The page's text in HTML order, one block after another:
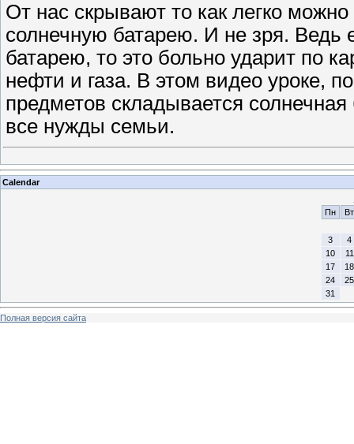
От нас скрывают то как легко
солнечную батарею. И не зря. Ведь
батарею, то это больно ударит по
нефти и газа. В этом видео уроке,
предметов складывается
все нужды семьи.
Calendar
Пн
Вт
3
4
10
11
17
18
24
25
31
Полная версия сайта